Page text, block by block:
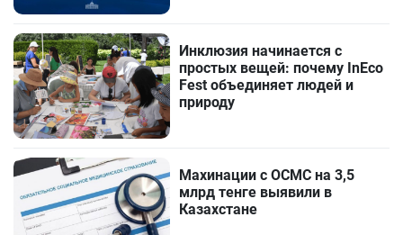
Инклюзия начинается с
простых вещей: почему InEco
Fest объединяет людей и
природу
Махинации с ОСМС на 3,5
млрд тенге выявили в
Казахстане